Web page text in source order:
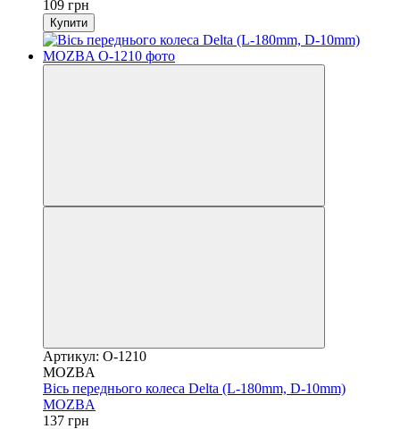
109 грн
Купити
Артикул: O-1210
MOZBA
Вісь переднього колеса Delta (L-180mm, D-10mm)
MOZBA
137 грн